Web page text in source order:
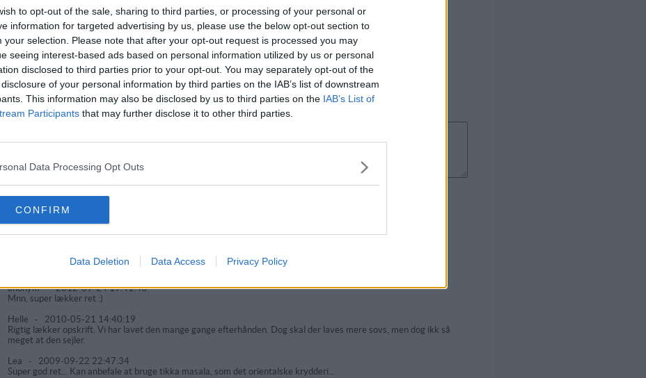
to opt-out of the sale, sharing to third parties, or processing of your personal or
information for targeted advertising by us, please use the below opt-out section to
your selection. Please note that after your opt-out request is processed you may
seeing interest-based ads based on personal information utilized by us or personal
disclosed to third parties prior to your opt-out. You may separately opt-out of the
of your personal information by third parties on the IAB’s list of downstream
This information may also be disclosed by us to third parties on the IAB’s List of
Participants that may further disclose it to other third parties.
Data Processing Opt Outs
CONFIRM
Data Deletion Data Access Privacy Policy
Kommentar fra:
Kommentar:
Kommentaren skal godkendes før den bliver synlig
Kommentarer
2013-04-01 14:36:49
Hvilken orientalsk krydderi har I brugt?
anonym-2012-09-24 19:41:46
Mnn, super lækker ret :)
Helle
- 2010-05-21 14:40:19
Rigtig lækker opskrift. Vi har lavet den mange gange efterhånden. Dog skal der laves mere sovs, men dog ikk så
meget at den sejler.
Lea
- 2009-09-22 22:47:34
Super god ret... Kan anbefale at bruge tikka masala, som det orientalske krydderi...